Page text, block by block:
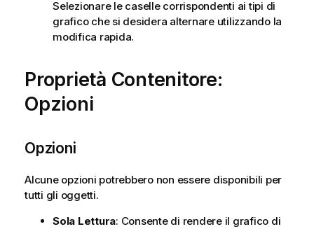
Selezionare le caselle corrispondenti ai tipi di
grafico che si desidera alternare utilizzando la
modifica rapida.
Proprietà Contenitore:
Opzioni
Opzioni
Alcune opzioni potrebbero non essere disponibili per
tutti gli oggetti.
Sola Lettura: Consente di rendere il grafico di